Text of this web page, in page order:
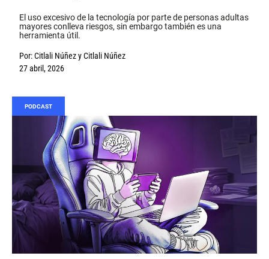
El uso excesivo de la tecnología por parte de personas adultas
mayores conlleva riesgos, sin embargo también es una
herramienta útil.
Por:Citlali NúñezyCitlali Núñez
27 abril, 2026
PODCAST